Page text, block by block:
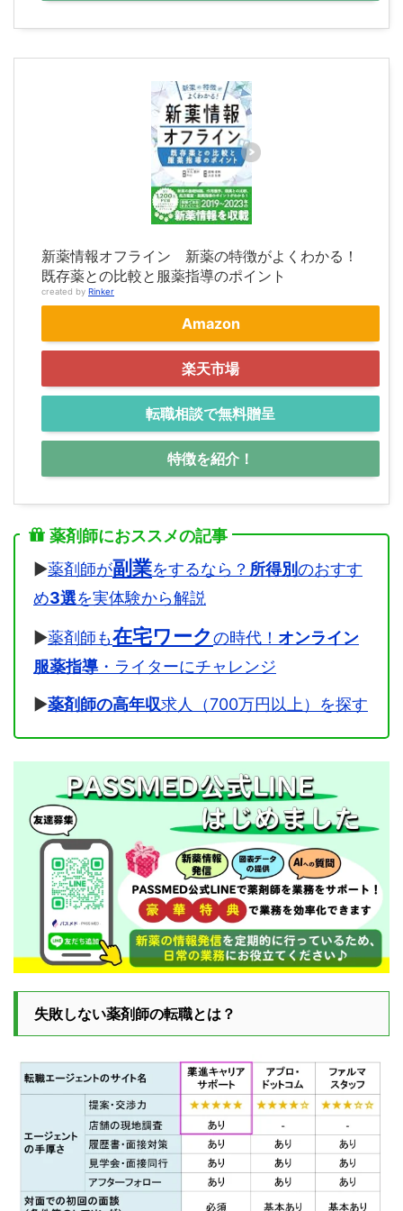
新薬情報オフライン 新薬の特徴がよくわかる！
既存薬との比較と服薬指導のポイント
created by Rinker
Amazon
楽天市場
転職相談で無料贈呈
特徴を紹介！
薬剤師におススメの記事
▶薬剤師が副業をするなら？ 所得別のおすす
め3選を実体験から解説
▶薬剤師も在宅ワークの時代！ オンライン
服薬指導 ・ライターにチャレンジ
▶薬剤師の高年収求人（700万円以上）を探す
失敗しない薬剤師の転職とは？